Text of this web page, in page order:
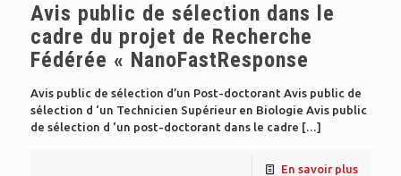
Avis public de sélection dans le
cadre du projet de Recherche
Fédérée « NanoFastResponse
Avis public de sélection d’un Post-doctorant Avis public de
sélection d ‘un Technicien Supérieur en Biologie Avis public
de sélection d ‘un post-doctorant dans le cadre […]
En savoir plus